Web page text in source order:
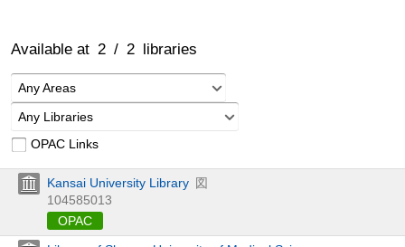
Available at 2 / 2 libraries
Any Areas
Any Libraries
OPAC Links
Kansai University Library 図
104585013
OPAC